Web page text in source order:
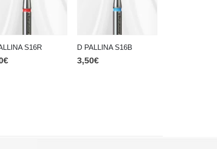
S16R
€
D PALLINA S16B
3,50€